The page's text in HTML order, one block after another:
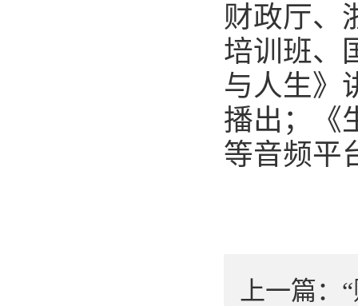
财政厅、
培训班、
与人生》
播出；《
等音频平
上一篇：